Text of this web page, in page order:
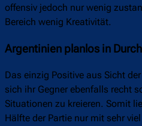
offensiv jedoch nur wenig
Bereich wenig Kreativität.
Argentinien planlos in
Das einzig Positive aus Sicht
sich ihr Gegner ebenfalls recht
Situationen zu kreieren. Somit
Hälfte der Partie nur mit sehr